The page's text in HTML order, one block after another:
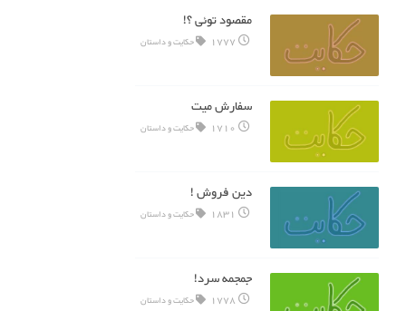
مقصود توئی ؟!
1777 حکایت و داستان
سفارش میت
1710 حکایت و داستان
دین فروش !
1831 حکایت و داستان
جمجمه سرد!
1778 حکایت و داستان